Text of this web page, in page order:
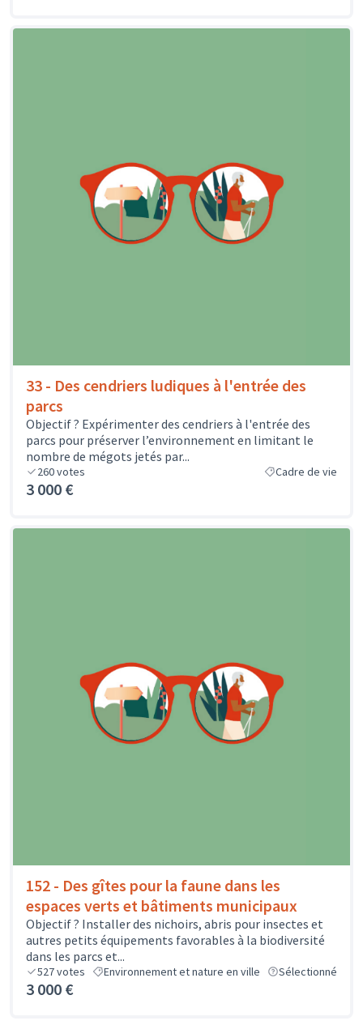
33 - Des cendriers ludiques à l'entrée des
parcs
Objectif ? Expérimenter des cendriers à l'entrée des
parcs pour préserver l’environnement en limitant le
nombre de mégots jetés par...
260votes Cadre de vie
3 000 €
152 - Des gîtes pour la faune dans les
espaces verts et bâtiments municipaux
Objectif ? Installer des nichoirs, abris pour insectes et
autres petits équipements favorables à la biodiversité
dans les parcs et...
527votes Environnement et nature en ville Sélectionné
3 000 €